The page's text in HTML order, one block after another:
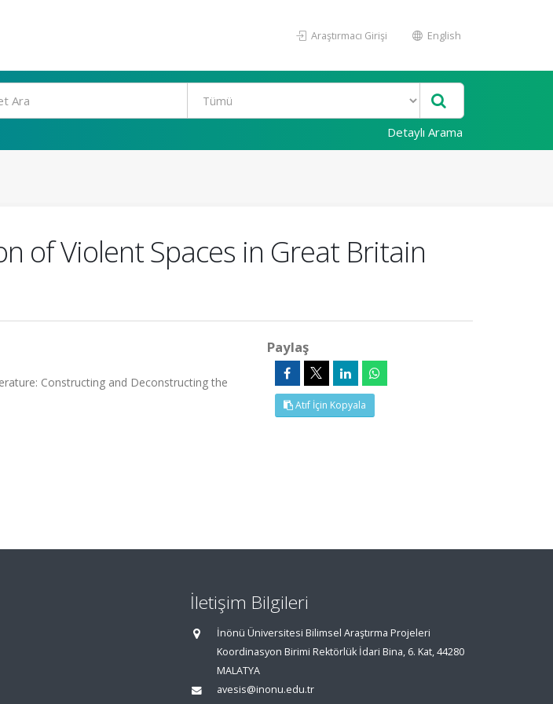
Araştırmacı Girişi English
Detaylı Arama
of Violent Spaces in Great Britain
Constructing and Deconstructing the
Paylaş
Atıf İçin Kopyala
İletişim Bilgileri
İnönü Üniversitesi Bilimsel Araştırma Projeleri
Koordinasyon Birimi Rektörlük İdari Bina, 6. Kat, 44280
MALATYA
avesis@inonu.edu.tr